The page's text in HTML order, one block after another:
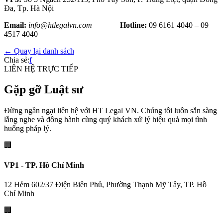
Đa, Tp. Hà Nội
Email: info@htlegalvn.com Hotline: 09 6161 4040 – 09
4517 4040
← Quay lại danh sách
Chia sẻ:f
LIÊN HỆ TRỰC TIẾP
Gặp gỡ Luật sư
Đừng ngần ngại liên hệ với HT Legal VN. Chúng tôi luôn sẵn sàng
lắng nghe và đồng hành cùng quý khách xử lý hiệu quả mọi tình
huống pháp lý.
🏢
VP1 - TP. Hồ Chí Minh
12 Hẻm 602/37 Điện Biên Phủ, Phường Thạnh Mỹ Tây, TP. Hồ
Chí Minh
🏢